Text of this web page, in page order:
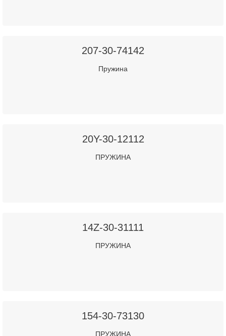
207-30-74142
Пружина
20Y-30-12112
ПРУЖИНА
14Z-30-31111
ПРУЖИНА
154-30-73130
ПРУЖИНА